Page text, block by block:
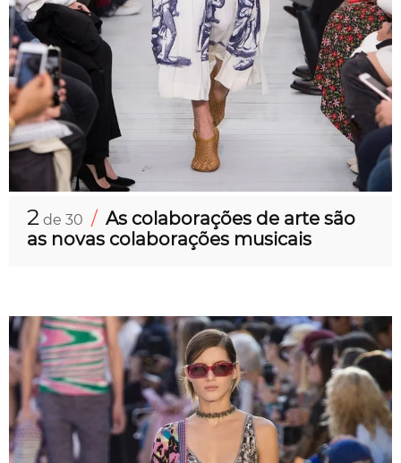
2 de 30 / As colaborações de arte são
as novas colaborações musicais